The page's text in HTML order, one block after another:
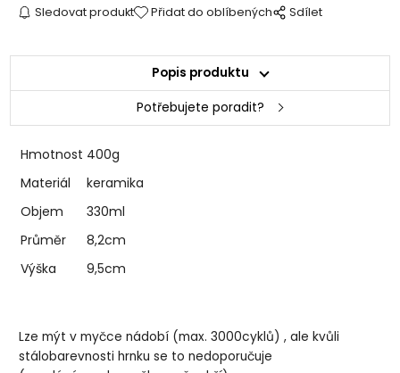
Sledovat produkt Přidat do oblíbených Sdílet
Popis produktu
Potřebujete poradit?
Hmotnost 400g
Materiál
keramika
Objem
330ml
Průměr
8,2cm
Výška
9,5cm
Lze mýt v myčce nádobí (max. 3000cyklů) , ale kvůli
stálobarevnosti hrnku se to nedoporučuje